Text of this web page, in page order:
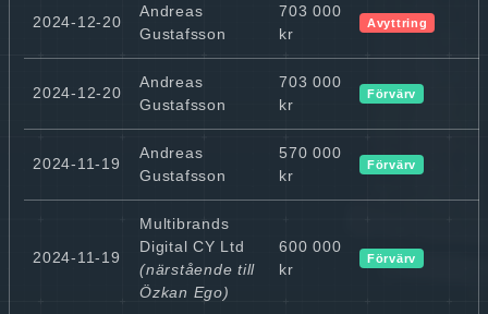
2024-12-20
Andreas
Gustafsson
703 000
kr
Avyttring
2024-12-20
Andreas
Gustafsson
703 000
kr
Förvärv
2024-11-19
Andreas
Gustafsson
570 000
kr
Förvärv
2024-11-19
Multibrands
Digital CY Ltd
(närstående till
Özkan Ego)
600 000
kr
Förvärv